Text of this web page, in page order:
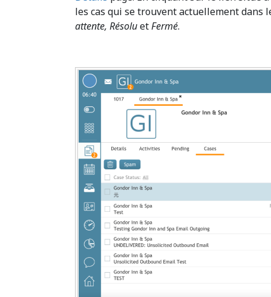
les cas qui se trouvent actuellement dans
attente, RésoluetFermé.